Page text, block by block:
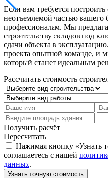
Если вам требуется
неотъемлемой частью вашего
профессионалам. Мы
строительству складов под
сдачи объекта в
проекта опытной команде, и
который станет идеальным
Рассчитать стоимость
Получить расчёт
Пересчитать
Нажимая кнопку «Узнать
соглашаетесь с нашей
данных.
Узнать точную стоимость